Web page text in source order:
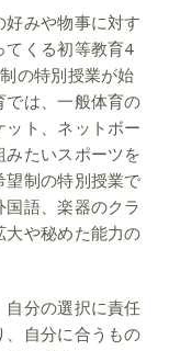
みや物事に対す
てくる初等教育4
の特別授業が始
では、一般体育の
ト、ネットボー
たいスポーツを
制の特別授業で
語、楽器のクラ
大や秘めた能力の
自分の選択に責任
、自分に合うもの